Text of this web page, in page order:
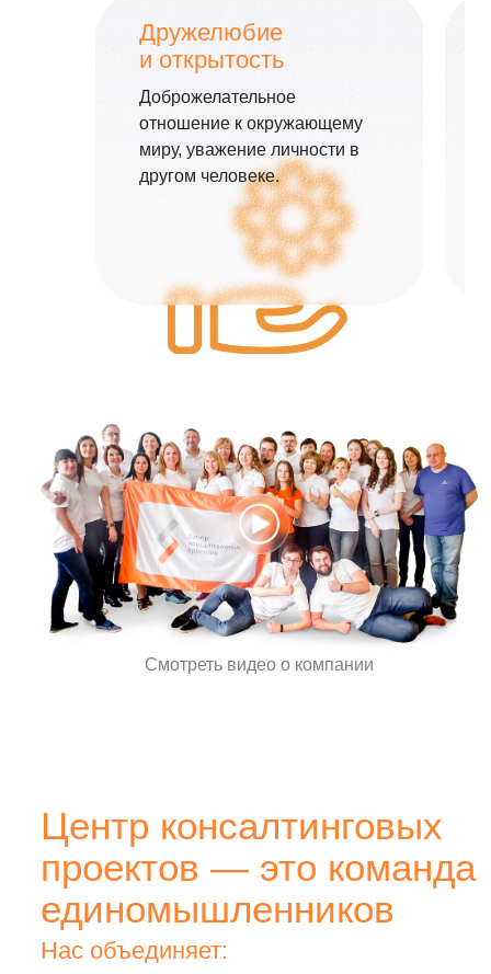
Дружелюбие
и открытость
Доброжелательное
отношение к окружающему
миру, уважение личности в
другом человеке.
Смотреть видео о компании
Центр консалтинговых
проектов — это команда
единомышленников
Нас объединяет: